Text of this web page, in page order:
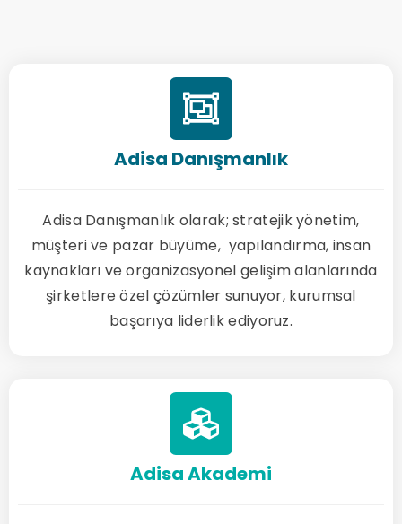
Adisa Danışmanlık
Adisa Danışmanlık olarak; stratejik yönetim,
müşteri ve pazar büyüme, yapılandırma, insan
kaynakları ve organizasyonel gelişim alanlarında
şirketlere özel çözümler sunuyor, kurumsal
başarıya liderlik ediyoruz.
Adisa Akademi